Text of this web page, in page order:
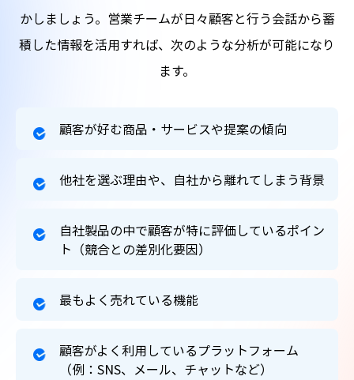
かしましょう。営業チームが日々顧客と行う会話から蓄
積した情報を活用すれば、次のような分析が可能になり
ます。
顧客が好む商品・サービスや提案の傾向
他社を選ぶ理由や、自社から離れてしまう背景
自社製品の中で顧客が特に評価しているポイン
ト（競合との差別化要因）
最もよく売れている機能
顧客がよく利用しているプラットフォーム
（例：SNS、メール、チャットなど）